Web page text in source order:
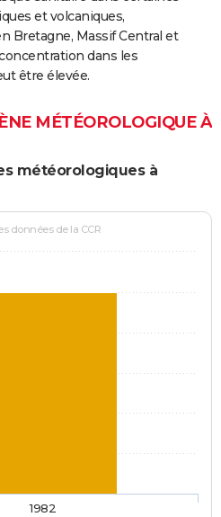
et volcaniques,
Bretagne, Massif Central et
dans les
être élevée.
MÉTÉOROLOGIQUE À
météorologiques à
données de la CCR
1982